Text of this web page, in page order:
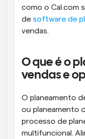
como o Cal.com
de software de
vendas.
O que é o
vendas e
O planeamento
ou planeamento
processo de
multifuncional.